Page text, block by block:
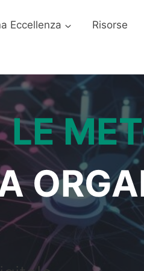
Eccellenza Risorse
LE